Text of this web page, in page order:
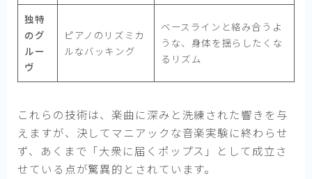
独特
のグ
ルー
ヴ
ピアノのリズミカ
ルなバッキング
ベースラインと絡み合うよ
うな、身体を揺らしたくな
るリズム
これらの技術は、楽曲に深みと洗練された響きを与
えますが、決してマニアックな音楽実験に終わらせ
ず、あくまで「大衆に届くポップス」として成立さ
せている点が驚異的とされています。